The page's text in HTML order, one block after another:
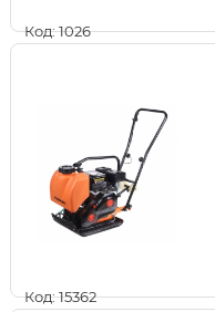
Код: 1026
Код: 15362